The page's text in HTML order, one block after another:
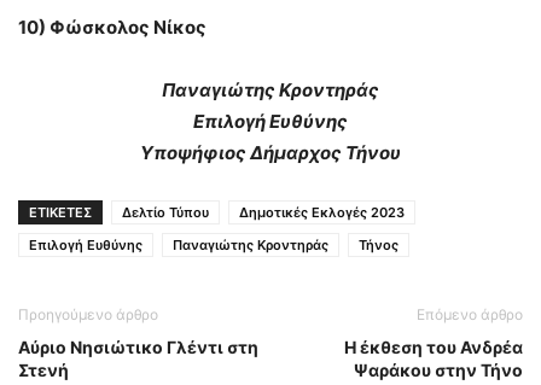
10) Φώσκολος Νίκος
Παναγιώτης Κροντηράς
Επιλογή Ευθύνης
Υποψήφιος Δήμαρχος Τήνου
ΕΤΙΚΕΤΕΣ Δελτίο Τύπου
Δημοτικές Εκλογές 2023
Επιλογή Ευθύνης
Παναγιώτης Κροντηράς Τήνος
Προηγούμενο άρθρο
Αύριο Νησιώτικο Γλέντι στη
Στενή
Επόμενο άρθρο
H έκθεση του Ανδρέα
Ψαράκου στην Τήνο